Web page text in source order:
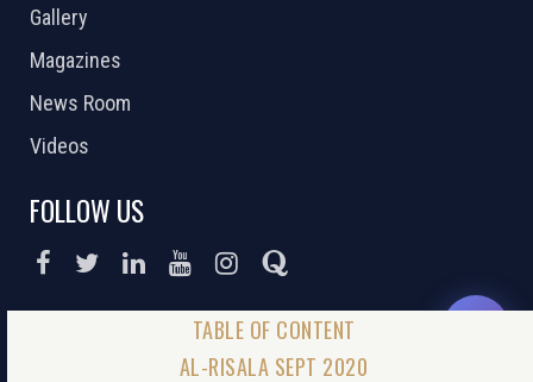
AL-RISALA SEPT 2020
Gallery
Magazines
News Room
Videos
FOLLOW US
DONATE NOW